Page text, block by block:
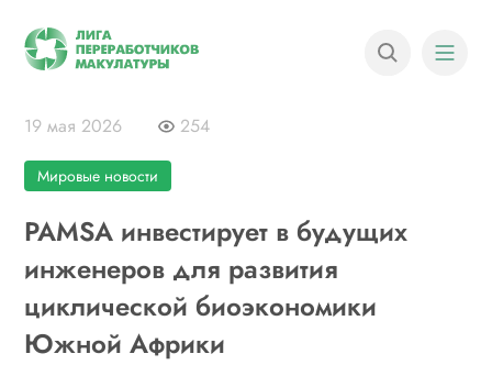
19 мая 2026 254
Мировые новости
PAMSA инвестирует в будущих
инженеров для развития
циклической биоэкономики
Южной Африки